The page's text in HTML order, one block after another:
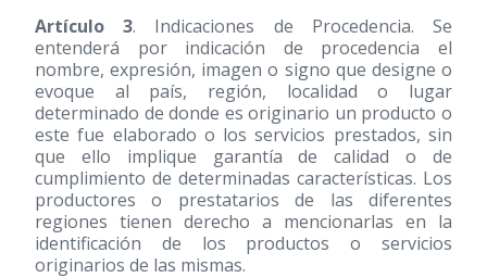
Artículo 3. Indicaciones de Procedencia. Se
entenderá por indicación de procedencia el
nombre, expresión, imagen o signo que designe o
evoque al país, región, localidad o lugar
determinado de donde es originario un producto o
este fue elaborado o los servicios prestados, sin
que ello implique garantía de calidad o de
cumplimiento de determinadas características. Los
productores o prestatarios de las diferentes
regiones tienen derecho a mencionarlas en la
identificación de los productos o servicios
originarios de las mismas.